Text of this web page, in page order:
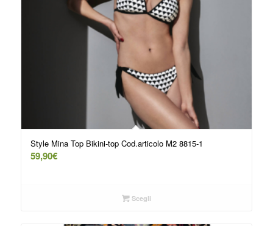
Style Mina Top Bikini-top Cod.articolo M2 8815-1
59,90€
Scegli